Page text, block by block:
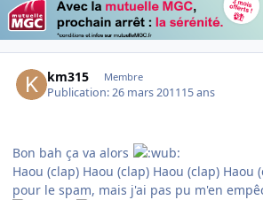
km315 Membre
Publication:26 mars 201115 ans
Bon bah ça va alors
Haou (clap) Haou (clap) Haou (clap) Haou
pour le spam, mais j'ai pas pu m'en